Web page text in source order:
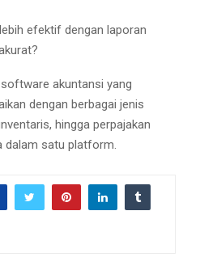
efektif dengan laporan
akuntansi yang
dengan berbagai jenis
hingga perpajakan
dalam satu platform.